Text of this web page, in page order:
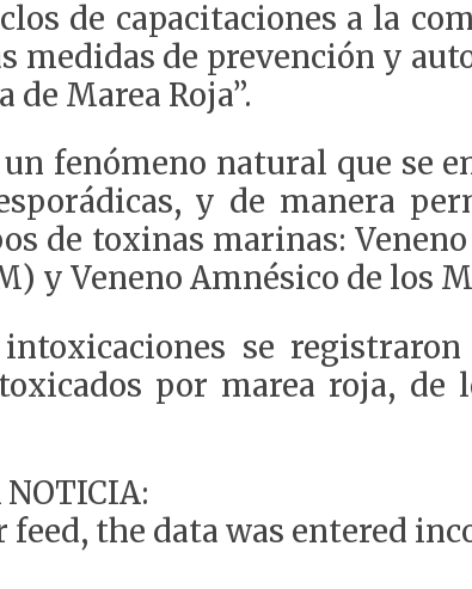
de capacitaciones a la
medidas de prevención y
Marea Roja”.
fenómeno natural que se
y de manera
de toxinas marinas:
y Veneno Amnésico de los
se
por marea roja,
NOTICIA:
feed, the data was entered